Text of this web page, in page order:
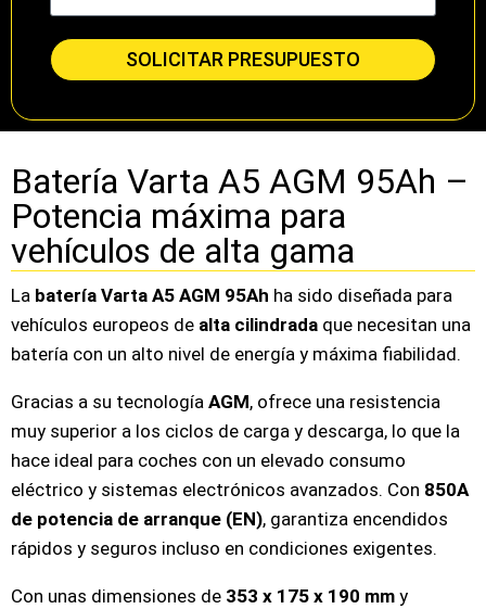
SOLICITAR PRESUPUESTO
Batería Varta A5 AGM 95Ah –
Potencia máxima para
vehículos de alta gama
La batería Varta A5 AGM 95Ah ha sido diseñada para
vehículos europeos de alta cilindrada que necesitan una
batería con un alto nivel de energía y máxima fiabilidad.
Gracias a su tecnología AGM, ofrece una resistencia
muy superior a los ciclos de carga y descarga, lo que la
hace ideal para coches con un elevado consumo
eléctrico y sistemas electrónicos avanzados. Con 850A
de potencia de arranque (EN), garantiza encendidos
rápidos y seguros incluso en condiciones exigentes.
Con unas dimensiones de 353 x 175 x 190 mm y